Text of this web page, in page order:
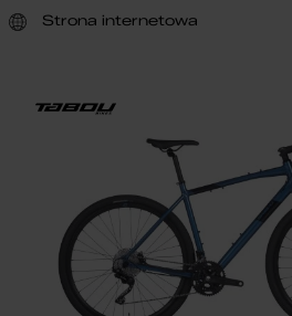
Strona internetowa